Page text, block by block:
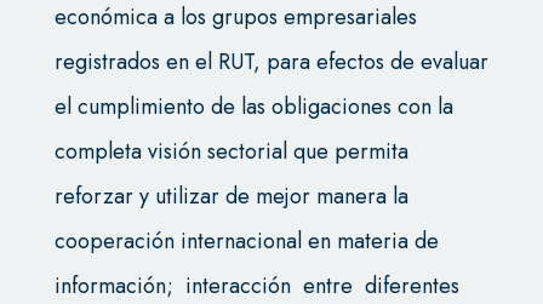
económica a los grupos empresariales
registrados en el RUT, para efectos de evaluar
el cumplimiento de las obligaciones con la
completa visión sectorial que permita
reforzar y utilizar de mejor manera la
cooperación internacional en materia de
información; interacción entre diferentes